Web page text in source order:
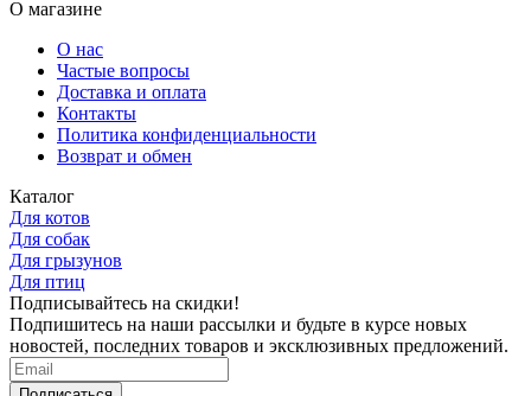
О магазине
О нас
Частые вопросы
Доставка и оплата
Контакты
Политика конфиденциальности
Возврат и обмен
Каталог
Для котов
Для собак
Для грызунов
Для птиц
Подписывайтесь на скидки!
Подпишитесь на наши рассылки и будьте в курсе новых
новостей, последних товаров и эксклюзивных предложений.